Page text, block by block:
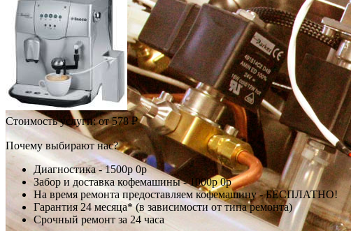
Стоимость услуги:от 578 ₽
Почему выбирают нас?
Диагностика -1500р0р
Забор и доставка кофемашины -1000р0р
На время ремонта предоставляем кофемашину - БЕСПЛАТНО!
Гарантия 24 месяца* (в зависимости от типа ремонта)
Срочный ремонт за 24 часа